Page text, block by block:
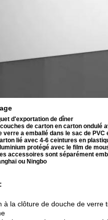
d'exportation de dîner
de carton en carton ondulé
verre a emballé dans le sac de
lié avec 4-6 ceintures en
protégé avec le film de
accessoires sont séparément
ou Ningbo
à la clôture de douche de verre